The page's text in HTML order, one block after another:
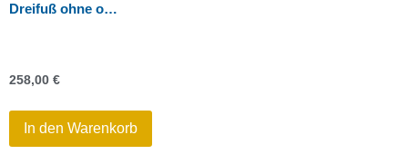
Dreifuß ohne opt.-Lot
258,00 €
In den Warenkorb